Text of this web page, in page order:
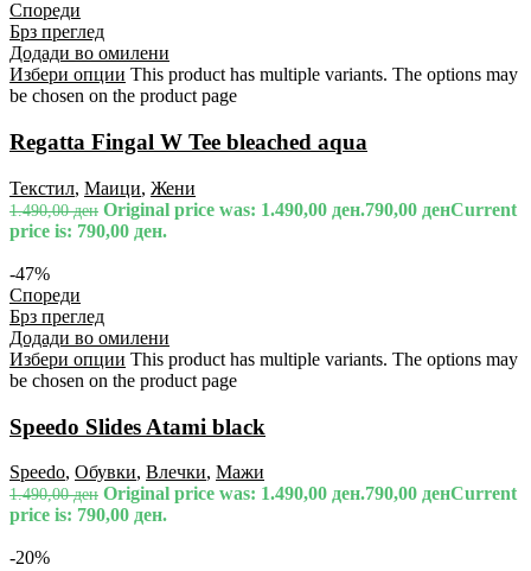
Спореди
Брз преглед
Додади во омилени
Избери опции This product has multiple variants. The options may
be chosen on the product page
Regatta Fingal W Tee bleached aqua
Текстил, Маици, Жени
1.490,00ден Original price was: 1.490,00 ден.790,00 денCurrent
price is: 790,00 ден.
-47%
Спореди
Брз преглед
Додади во омилени
Избери опции This product has multiple variants. The options may
be chosen on the product page
Speedo Slides Atami black
Speedo, Обувки, Влечки, Мажи
1.490,00ден Original price was: 1.490,00 ден.790,00 денCurrent
price is: 790,00 ден.
-20%